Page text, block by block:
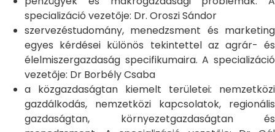
specializáció vezetője: Dr. Oroszi Sándor
szervezéstudomány, menedzsment és marketing
egyes kérdései különös tekintettel az agrár- és
élelmiszergazdaság specifikumaira. A specializáció
vezetője: Dr Borbély Csaba
a közgazdaságtan kiemelt területei: nemzetközi
gazdálkodás, nemzetközi kapcsolatok, regionális
gazdaságtan, környezetgazdaságtan és